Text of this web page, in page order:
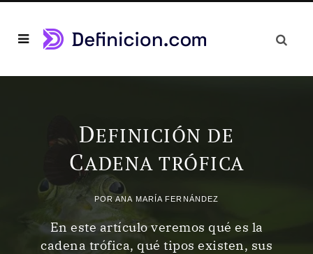
DEFINICIÓN DE
CADENA TRÓFICA
PORANA MARÍA FERNÁNDEZ
En este artículo veremos qué es la
cadena trófica, qué tipos existen, sus